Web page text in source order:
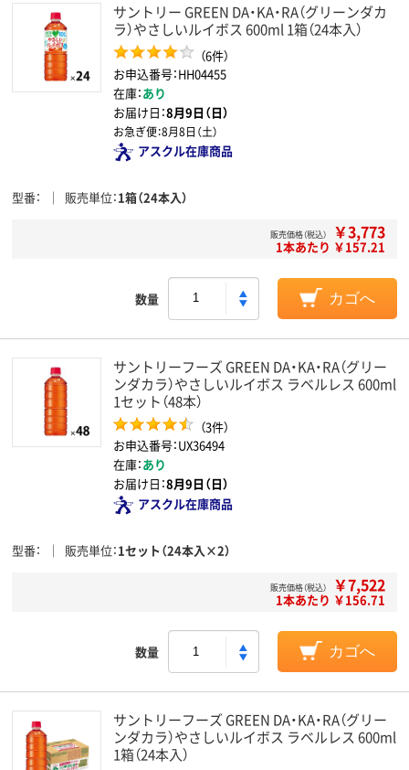
サントリー GREEN DA・KA・RA（グリーンダカ
ラ）やさしいルイボス 600ml 1箱（24本入）
（6件）
お申込番号：HH04455
在庫：あり
お届け日：8月9日（日）
お急ぎ便：8月8日（土）
アスクル在庫商品
型番 販売単位 1箱（24本入）
販売価格（税込） ￥3,773
1本あたり ￥157.21
数量 カゴへ
サントリーフーズ GREEN DA・KA・RA（グリー
ンダカラ）やさしいルイボス ラベルレス 600ml
1セット（48本）
（3件）
お申込番号：UX36494
在庫：あり
お届け日：8月9日（日）
アスクル在庫商品
型番 販売単位 1セット（24本入×2）
販売価格（税込） ￥7,522
1本あたり ￥156.71
数量 カゴへ
サントリーフーズ GREEN DA・KA・RA（グリー
ンダカラ）やさしいルイボス ラベルレス 600ml
1箱（24本入）